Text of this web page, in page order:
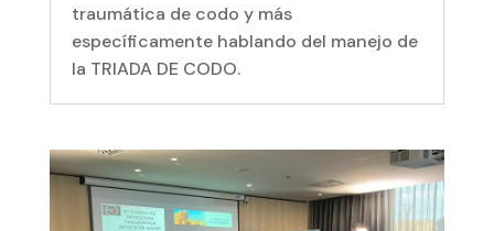
traumática de codo y más
específicamente hablando del manejo de
la TRIADA DE CODO​.